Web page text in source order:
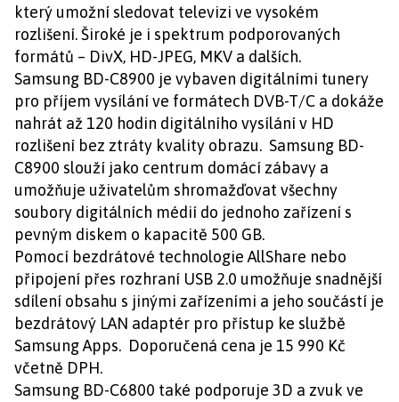
který umožní sledovat televizi ve vysokém
rozlišení. Široké je i spektrum podporovaných
formátů – DivX, HD-JPEG, MKV a dalších.
Samsung BD-C8900 je vybaven digitálními tunery
pro příjem vysílání ve formátech DVB-T/C a dokáže
nahrát až 120 hodin digitálního vysílání v HD
rozlišení bez ztráty kvality obrazu. Samsung BD-
C8900 slouží jako centrum domácí zábavy a
umožňuje uživatelům shromažďovat všechny
soubory digitálních médií do jednoho zařízení s
pevným diskem o kapacitě 500 GB.
Pomocí bezdrátové technologie AllShare nebo
připojení přes rozhraní USB 2.0 umožňuje snadnější
sdílení obsahu s jinými zařízeními a jeho součástí je
bezdrátový LAN adaptér pro přístup ke službě
Samsung Apps. Doporučená cena je 15 990 Kč
včetně DPH.
Samsung BD-C6800 také podporuje 3D a zvuk ve